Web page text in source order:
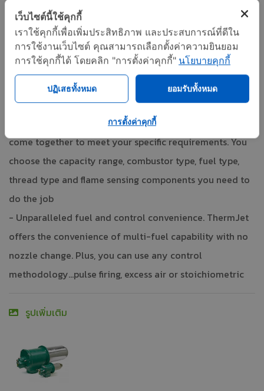
turndown range with high excess air means ThermJet
delivers high velocity benefits and efficiencies across its
operating range
- Dependable ignition. With ThermJet you can light
anywhere in the ignition range with no pilot required
- Customization with packaged convenience. All
ThermJet components have been pre-engineered to
come together to meet your specific requirements. You
choose the capacity range, combustor type, fuel type,
thread type and flame sensing components you need to
do the job
- Unparalleled fuel and control convenience. ThermJet
offers the convenience of multi-fuel capability with no
nozzle change. Plus, you can use any control
methodology...pulse firing, excess air or stoichiometric
รูปเพิ่มเติม
เว็บไซต์นี้ใช้คุกกี้
เราใช้คุกกี้เพื่อเพิ่มประสิทธิภาพ และประสบการณ์ที่ดีใน
การใช้งานเว็บไซต์ คุณสามารถเลือกตั้งค่าความยินยอม
การใช้คุกกี้ได้ โดยคลิก "การตั้งค่าคุกกี้" นโยบายคุกกี้
ปฏิเสธทั้งหมด ยอมรับทั้งหมด
การตั้งค่าคุกกี้